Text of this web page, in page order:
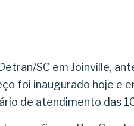
SC em Joinville,
foi inaugurado hoje e
de atendimento das